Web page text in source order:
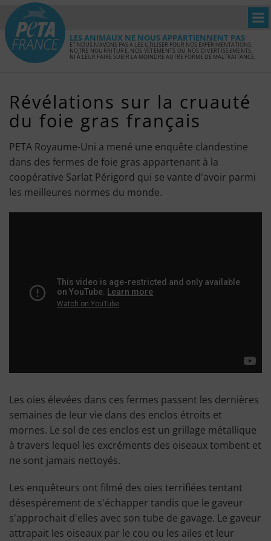
LES ANIMAUX NE NOUS APPARTIENNENT PAS
ET NOUS N’AVONS PAS À LES UTILISER POUR NOS EXPÉRIMENTATIONS,
NOTRE NOURRITURE, NOS VÊTEMENTS OU NOS DIVERTISSEMENTS,
NI À LEUR FAIRE SUBIR LA MOINDRE AUTRE FORME DE MALTRAITANCE.
Révélations sur la cruauté
du foie gras français
PETA Royaume-Uni a mené une enquête clandestine
dans des fermes de foie gras appartenant à la
coopérative Sarlat Périgord qui se vante d'avoir parmi
les meilleures normes du monde.
Les oies élevées dans ces fermes passent les dernières
semaines de leur vie dans des enclos étroits et
mornes. Le sol de ces enclos est un grillage métallique
à travers lequel les excréments des oiseaux tombent et
ne sont jamais nettoyés.
Les enquêteurs ont filmé des oies terrifiées tentant
désespérement de s'échapper tandis que le gaveur
s'approchait d'elles avec son tube de gavage. Le gaveur
attrapait les oiseaux par le cou ou les ailes et leur